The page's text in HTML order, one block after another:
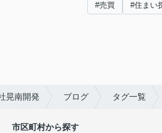
#売買 #住まい
晃南開発 ブログ タグ一覧
市区町村から探す